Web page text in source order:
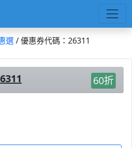
選/ 優惠券代碼：26311
60折